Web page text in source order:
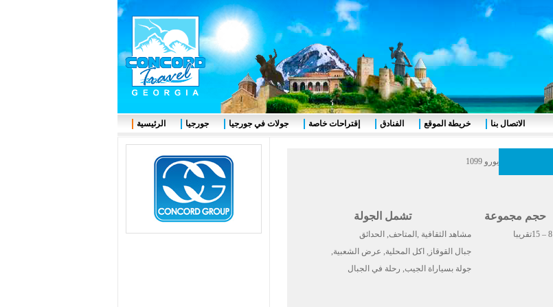
يورو 1099
حجم مجموعة تشمل الجولة
8 – 15تقريبا
مشاهد الثقافية ,المتاحف, الحدائق
جبال القوقاز, اكل المحلية, عرض الشعبية,
جولة بسياراة الجيب, رحلة في الجبال
الرئيسية جورجيا جولات في جورجيا إقتراحات خاصة الفنادق خريطة الموقع الاتصال بنا